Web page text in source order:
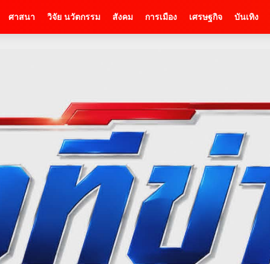
ศาสนา วิจัย นวัตกรรม สังคม การเมือง เศรษฐกิจ บันเทิง